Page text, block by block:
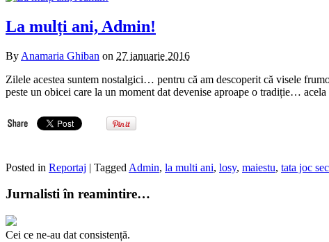
La mulți ani, Admin!
By Anamaria Ghiban on 27 ianuarie 2016
Zilele acestea suntem nostalgici… pentru că am descoperit că visele
peste un obicei care la un moment dat devenise aproape o tradiție…
Posted in Reportaj | Tagged Admin, la multi ani, losy, maiestu, tata joc
Jurnalisti în reamintire…
Cei ce ne-au dat consistență.